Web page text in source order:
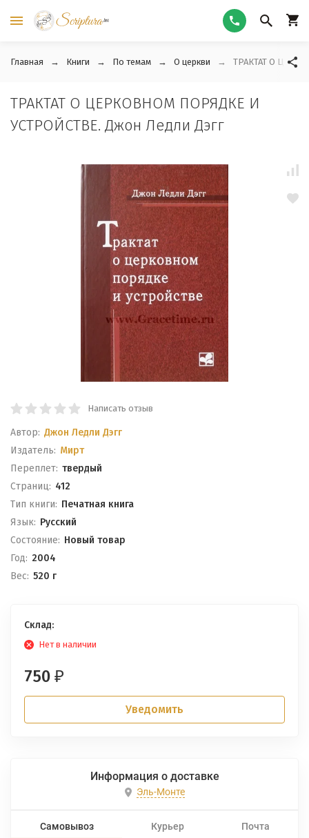
Главная Книги По темам О церкви ТРАКТАТ О
ТРАКТАТ О ЦЕРКОВНОМ ПОРЯДКЕ И
УСТРОЙСТВЕ. Джон Ледли Дэгг
Написать отзыв
Автор: Джон Ледли Дэгг
Издатель: Мирт
Переплет: твердый
Cтраниц: 412
Тип книги: Печатная книга
Язык: Русский
Состояние: Новый товар
Год: 2004
Вес: 520 г
Склад:
Нет в наличии
750 ₽
Уведомить
Информация о доставке
Эль-Монте
Самовывоз Курьер Почта